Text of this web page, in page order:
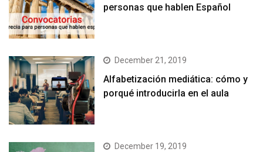
personas que hablen Español
December 21, 2019
Alfabetización mediática: cómo y
porqué introducirla en el aula
December 19, 2019